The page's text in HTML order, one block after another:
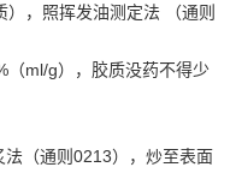
，照挥发油测定法 （通则
ml/g），胶质没药不得少
（通则0213），炒至表面